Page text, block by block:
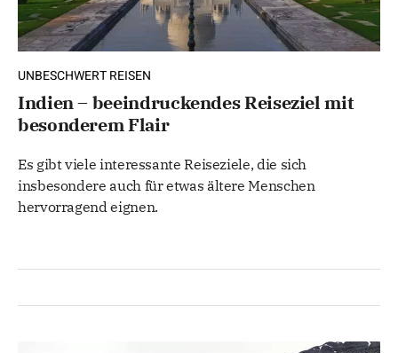
UNBESCHWERT REISEN
Indien – beeindruckendes Reiseziel mit
besonderem Flair
Es gibt viele interessante Reiseziele, die sich
insbesondere auch für etwas ältere Menschen
hervorragend eignen.